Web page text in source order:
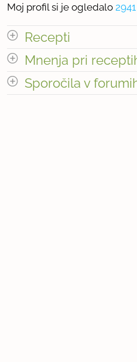
Moj profil si je ogledalo
Recepti
Število receptov: 3
Mnenja pri
odpri vse
Sporočila v